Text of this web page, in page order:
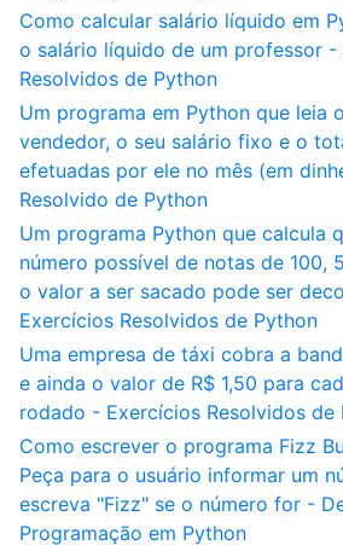
Como calcular salário líquido em
o salário líquido de um professor -
Resolvidos de Python
Um programa em Python que leia
vendedor, o seu salário fixo e o
efetuadas por ele no mês (em
Resolvido de Python
Um programa Python que calcula
número possível de notas de 100,
o valor a ser sacado pode ser
Exercícios Resolvidos de Python
Uma empresa de táxi cobra a
e ainda o valor de R$ 1,50 para
rodado - Exercícios Resolvidos de
Como escrever o programa Fizz
Peça para o usuário informar um
escreva "Fizz" se o número for -
Programação em Python